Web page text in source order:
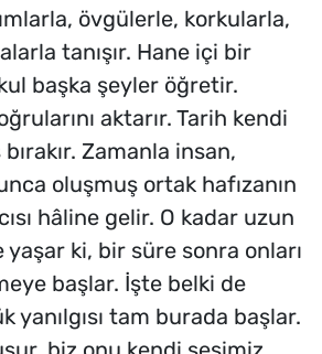
övgülerle, korkularla,
tanışır. Hane içi bir
başka şeyler öğretir.
aktarır. Tarih kendi
Zamanla insan,
oluşmuş ortak hafızanın
hâline gelir. O kadar uzun
ki, bir süre sonra onları
başlar. İşte belki de
yanılgısı tam burada başlar.